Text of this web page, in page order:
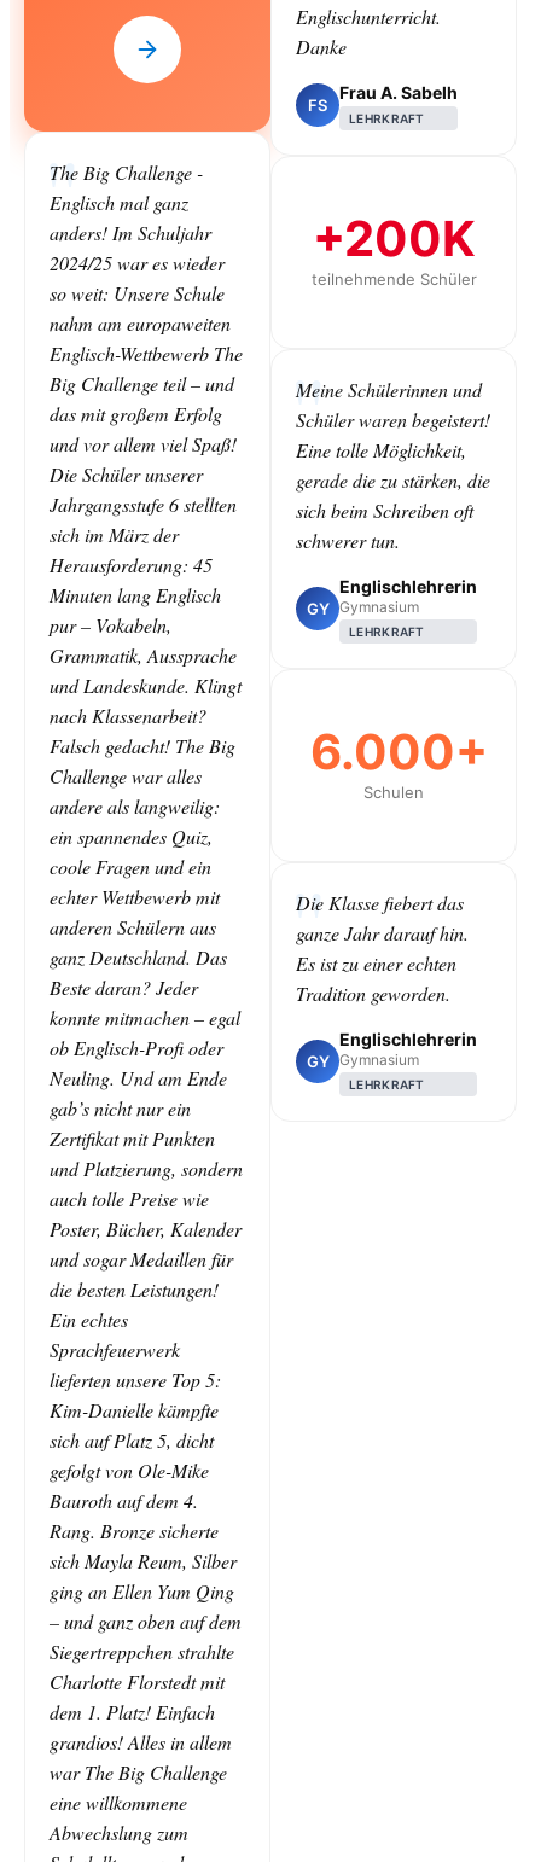
The Big Challenge -
Englisch mal ganz
anders! Im Schuljahr
2024/25 war es wieder
so weit: Unsere Schule
nahm am europaweiten
Englisch-Wettbewerb The
Big Challenge teil – und
das mit großem Erfolg
und vor allem viel Spaß!
Die Schüler unserer
Jahrgangsstufe 6 stellten
sich im März der
Herausforderung: 45
Minuten lang Englisch
pur – Vokabeln,
Grammatik, Aussprache
und Landeskunde. Klingt
nach Klassenarbeit?
Falsch gedacht! The Big
Challenge war alles
andere als langweilig:
ein spannendes Quiz,
coole Fragen und ein
echter Wettbewerb mit
anderen Schülern aus
ganz Deutschland. Das
Beste daran? Jeder
konnte mitmachen – egal
ob Englisch-Profi oder
Neuling. Und am Ende
gab’s nicht nur ein
Zertifikat mit Punkten
und Platzierung, sondern
auch tolle Preise wie
Poster, Bücher, Kalender
und sogar Medaillen für
die besten Leistungen!
Ein echtes
Sprachfeuerwerk
lieferten unsere Top 5:
Kim-Danielle kämpfte
sich auf Platz 5, dicht
gefolgt von Ole-Mike
Bauroth auf dem 4.
Rang. Bronze sicherte
sich Mayla Reum, Silber
ging an Ellen Yum Qing
– und ganz oben auf dem
Siegertreppchen strahlte
Charlotte Florstedt mit
dem 1. Platz! Einfach
grandios! Alles in allem
war The Big Challenge
eine willkommene
Abwechslung zum
Englischunterricht.
Danke
FS
Frau A. Sabelh
LEHRKRAFT
+200K
teilnehmende Schüler
Meine Schülerinnen und
Schüler waren begeistert!
Eine tolle Möglichkeit,
gerade die zu stärken, die
sich beim Schreiben oft
schwerer tun.
GY
Englischlehrerin
Gymnasium
LEHRKRAFT
6.000+
Schulen
Die Klasse fiebert das
ganze Jahr darauf hin.
Es ist zu einer echten
Tradition geworden.
GY
Englischlehrerin
Gymnasium
LEHRKRAFT